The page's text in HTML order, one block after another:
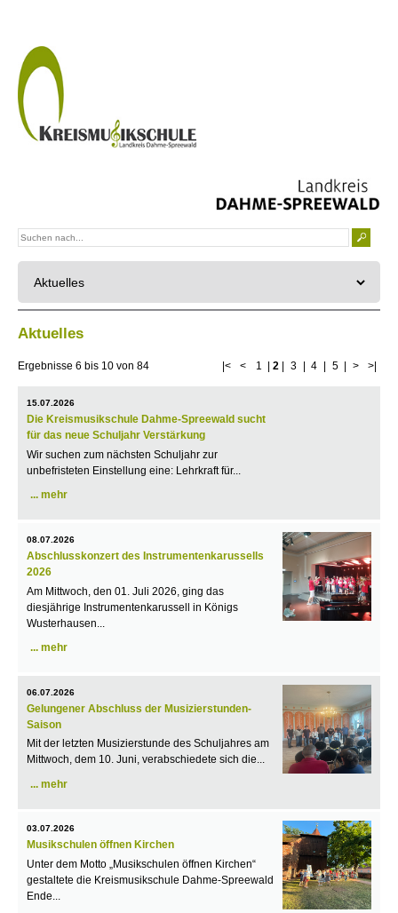
Aktuelles
Ergebnisse 6 bis 10 von 84 |< < 1 |2 3 4 5 > >|
15.07.2026
Die Kreismusikschule Dahme-Spreewald sucht
für das neue Schuljahr Verstärkung
Wir suchen zum nächsten Schuljahr zur
unbefristeten Einstellung eine: Lehrkraft für...
mehr
08.07.2026
Abschlusskonzert des Instrumentenkarussells
2026
Am Mittwoch, den 01. Juli 2026, ging das
diesjährige Instrumentenkarussell in Königs
Wusterhausen...
mehr
06.07.2026
Gelungener Abschluss der Musizierstunden-
Saison
Mit der letzten Musizierstunde des Schuljahres am
Mittwoch, dem 10. Juni, verabschiedete sich die...
mehr
03.07.2026
Musikschulen öffnen Kirchen
Unter dem Motto „Musikschulen öffnen Kirchen“
gestaltete die Kreismusikschule Dahme-Spreewald
Ende...